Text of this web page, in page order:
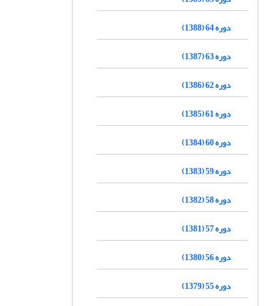
دوره 64 (1388)
دوره 63 (1387)
دوره 62 (1386)
دوره 61 (1385)
دوره 60 (1384)
دوره 59 (1383)
دوره 58 (1382)
دوره 57 (1381)
دوره 56 (1380)
دوره 55 (1379)